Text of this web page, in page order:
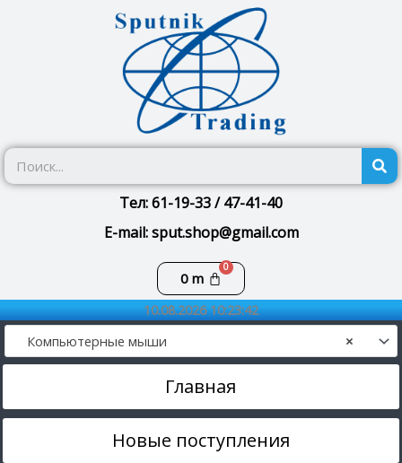
Тел: 61-19-33 / 47-41-40
E-mail: sput.shop@gmail.com
0m
Корзина
10.08.2026 10:23:42
×
Компьютерные мыши
Главная
Новые поступления